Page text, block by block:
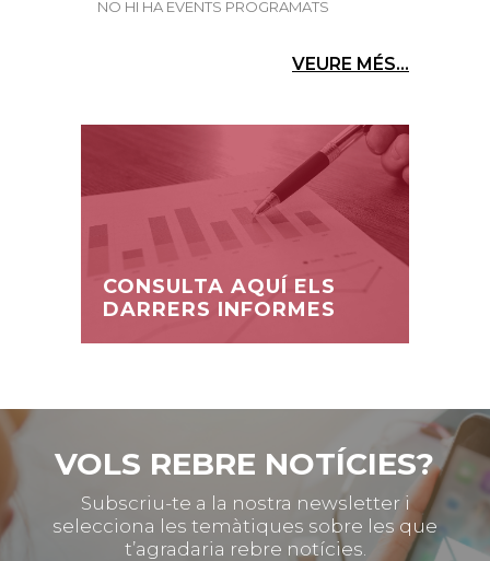
NO HI HA EVENTS PROGRAMATS
VEURE MÉS...
CONSULTA AQUÍ ELS
DARRERS INFORMES
VOLS REBRE NOTÍCIES?
Subscriu-te a la nostra newsletter i
selecciona les temàtiques sobre les que
t’agradaria rebre notícies.